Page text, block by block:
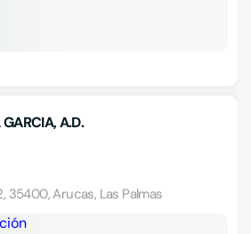
A.D.
35400, Arucas, Las Palmas